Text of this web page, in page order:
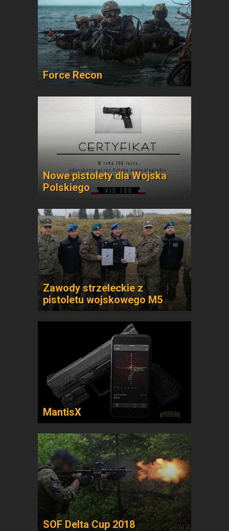
Force Recon
Nowe pistolety dla Wojska
Polskiego
Zawody strzeleckie z
pistoletu wojskowego M5
MantisX
SOF Delta Cup 2018